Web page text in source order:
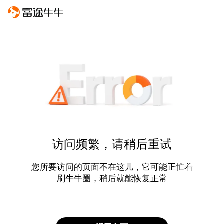
访问频繁，请稍后重试
您所要访问的页面不在这儿，它可能正忙着
刷牛牛圈，稍后就能恢复正常